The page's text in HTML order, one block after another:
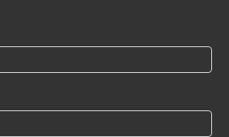
и конкурентной